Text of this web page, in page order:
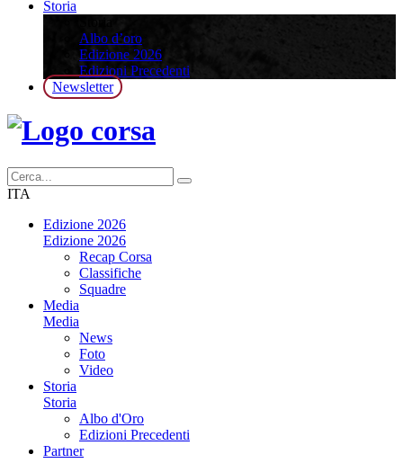
Storia
Albo d’oro
Edizione 2026
Edizioni Precedenti
Newsletter
ITA
Edizione 2026
Edizione 2026
Recap Corsa
Classifiche
Squadre
Media
Media
News
Foto
Video
Storia
Storia
Albo d'Oro
Edizioni Precedenti
Partner